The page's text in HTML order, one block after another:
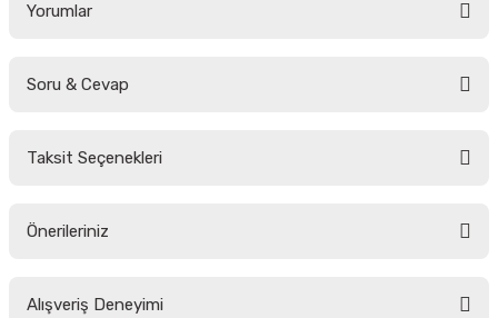
Yorumlar
Soru & Cevap
Taksit Seçenekleri
Önerileriniz
yetersiz gördüğünüz noktaları öneri formunu kullanarak tarafımıza
Alışveriş Deneyimi